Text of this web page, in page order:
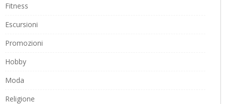
Fitness
Escursioni
Promozioni
Hobby
Moda
Religione